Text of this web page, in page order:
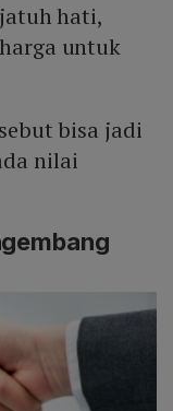
hati,
untuk
bisa jadi
nilai